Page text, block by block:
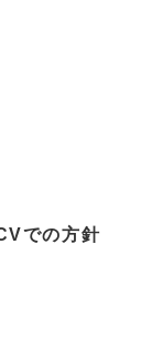
での方針